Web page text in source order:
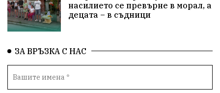
СоциалнаПолитика Корупция
Космос ВоднаКриза Вода Мир
Безопастност Катастрофа демокрация
насилието се превърне в морал, а
децата – в съдници
ЗА ВРЪЗКА С НАС